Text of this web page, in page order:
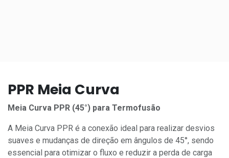
PPR Meia Curva
Meia Curva PPR (45°) para Termofusão
A Meia Curva PPR é a conexão ideal para realizar desvios
suaves e mudanças de direção em ângulos de 45°, sendo
essencial para otimizar o fluxo e reduzir a perda de carga